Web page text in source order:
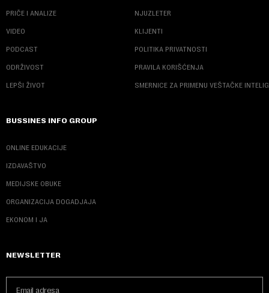
PRIČE I ANALIZE
VIDEO
PODCAST
ODRŽIVOST
LEPŠI ŽIVOT
NJUZLETER
KLIJENTI
POLITIKA PRIVATNOSTI
PRAVILA KORIŠĆENJA
SMERNICE ZA PRIMENU VEŠTAČKE
BUSSINES INFO GROUP
ONLINE EDUKACIJE
IZDAVAŠTVO
MEDIJSKE OBUKE
ORGANIZACIJA DOGADJAJA
EKONOM I JA
NEWSLETTER